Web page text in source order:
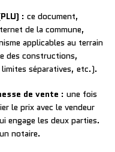
: ce document,
de la commune,
applicables au terrain
des constructions,
séparatives, etc.).
de vente : une fois
le prix avec le vendeur
engage les deux parties.
notaire.